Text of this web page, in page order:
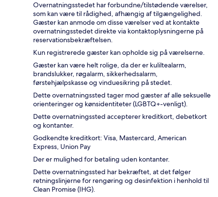
Overnatningsstedet har forbundne/tilstødende værelser,
som kan være til rådighed, afhængig af tilgængelighed.
Gæster kan anmode om disse værelser ved at kontakte
overnatningsstedet direkte via kontaktoplysningerne på
reservationsbekræftelsen.
Kun registrerede gæster kan opholde sig på værelserne.
Gæster kan være helt rolige, da der er kuliltealarm,
brandslukker, røgalarm, sikkerhedsalarm,
førstehjælpskasse og vinduesikring på stedet.
Dette overnatningssted tager mod gæster af alle seksuelle
orienteringer og kønsidentiteter (LGBTQ+-venligt).
Dette overnatningssted accepterer kreditkort, debetkort
og kontanter.
Godkendte kreditkort: Visa, Mastercard, American
Express, Union Pay
Der er mulighed for betaling uden kontanter.
Dette overnatningssted har bekræftet, at det følger
retningslinjerne for rengøring og desinfektion i henhold til
Clean Promise (IHG).